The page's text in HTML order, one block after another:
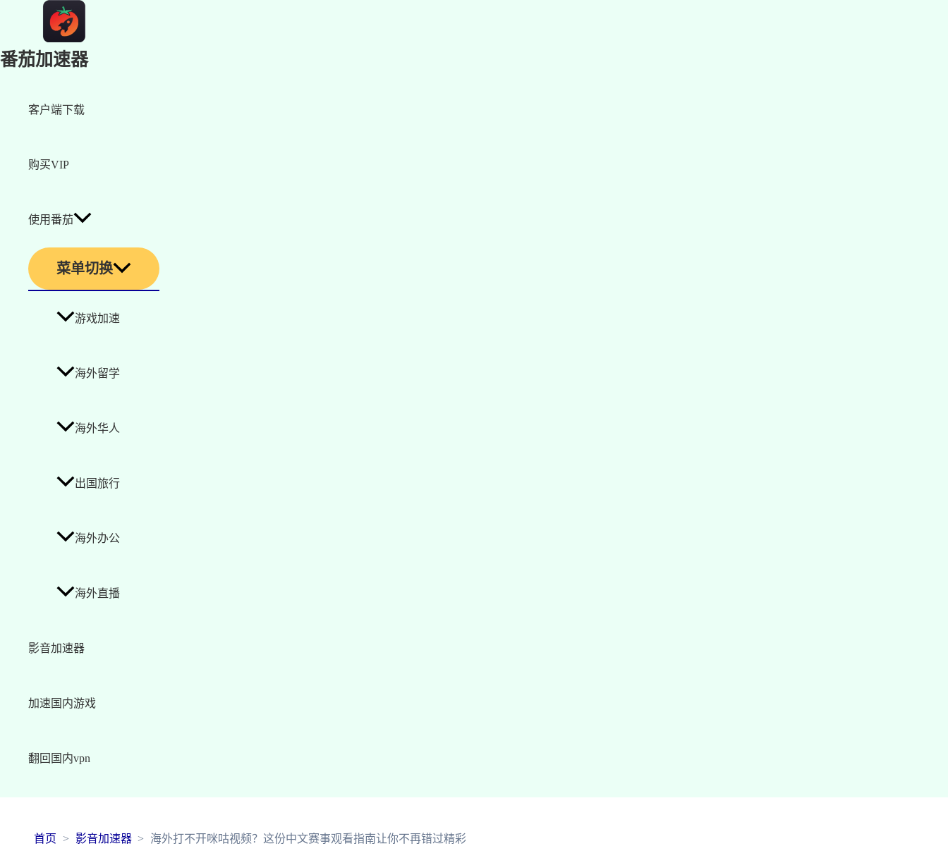
番茄加速器
客户端下载
购买VIP
使用番茄
菜单切换
游戏加速
海外留学
海外华人
出国旅行
海外办公
海外直播
影音加速器
加速国内游戏
翻回国内vpn
首页 影音加速器 海外打不开咪咕视频？这份中文赛事观看指南让你不再错过精彩